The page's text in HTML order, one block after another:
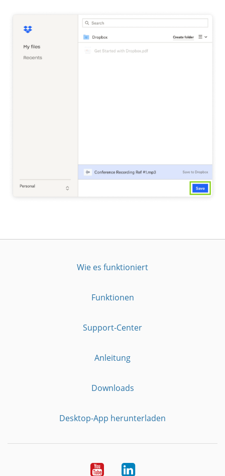
Wie es funktioniert
Funktionen
Support-Center
Anleitung
Downloads
Desktop-App herunterladen
YouTubeLinkedIn